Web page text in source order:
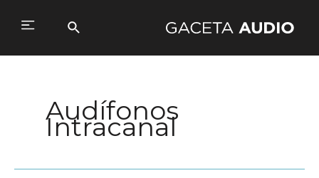
Buscar
Audífonos
Intracanal